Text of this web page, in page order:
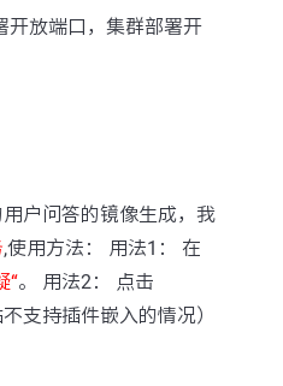
开放端口，集群部署开
户问答的镜像生成，我
,使用方法： 用法1： 在
“。 用法2： 点击
支持插件嵌入的情况）